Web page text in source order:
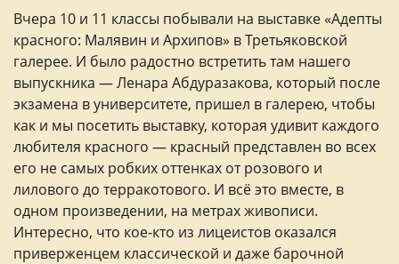
Вчера 10 и 11 классы побывали на выставке «Адепты
красного: Малявин и Архипов» в Третьяковской
галерее. И было радостно встретить там нашего
выпускника — Ленара Абдуразакова, который после
экзамена в университете, пришел в галерею, чтобы
как и мы посетить выставку, которая удивит каждого
любителя красного — красный представлен во всех
его не самых робких оттенках от розового и
лилового до терракотового. И всё это вместе, в
одном произведении, на метрах живописи.
Интересно, что кое-кто из лицеистов оказался
приверженцем классической и даже барочной